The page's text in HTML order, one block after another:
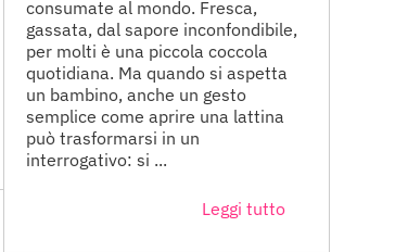
consumate al mondo. Fresca,
gassata, dal sapore inconfondibile,
per molti è una piccola coccola
quotidiana. Ma quando si aspetta
un bambino, anche un gesto
semplice come aprire una lattina
può trasformarsi in un
interrogativo: si ...
Leggi tutto